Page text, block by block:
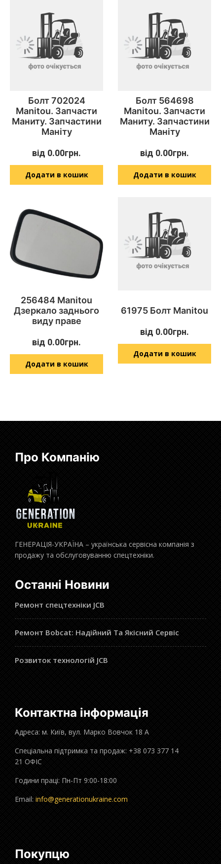
Болт 702024
Manitou. Запчасти
Маниту. Запчастини
Маніту
від 0.00грн.
Додати в кошик
Болт 564698
Manitou. Запчасти
Маниту. Запчастини
Маніту
від 0.00грн.
Додати в кошик
256484 Manitou
Дзеркало заднього
виду праве
від 0.00грн.
Додати в кошик
61975 Болт Manitou
від 0.00грн.
Додати в кошик
Про Компанію
ГЕНЕРАЦІЯ-УКРАЇНА – українська сервісна компанія з
продажу та обслуговуванню спецтехніки.
Останні Новини
Ремонт спецтехніки JCB
Ремонт Bobcat: Надійний Та Якісний Сервіс
Розвиток технологій JCB
Контактна інформація
Адреса: м. Київ, вул. Марко Вовчок 18 А
Спеціальна підтримка та продаж: +38 073 377 14
21 ОФІС
Години праці: Пн-Пт 9:00-18:00
Email: info@generationukraine.com
Покупцю